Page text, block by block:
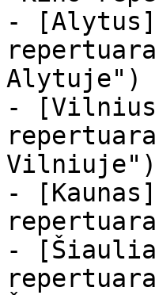
-
Alytuje")
-
Vilniuje")
-
-